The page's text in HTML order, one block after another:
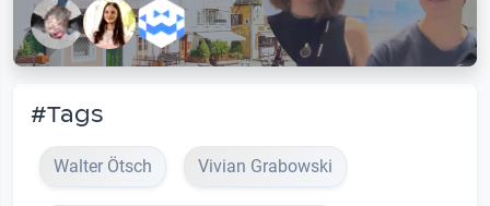
#Tags
Walter Ötsch Vivian Grabowski